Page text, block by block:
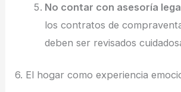
No contar con asesoría
los contratos de
deben ser revisados
6. El hogar como experiencia